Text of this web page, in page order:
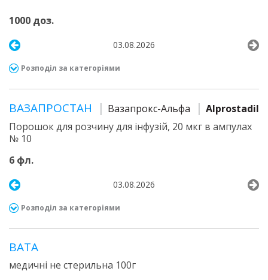
1000 доз.
03.08.2026
Розподіл за категоріями
ВАЗАПРОСТАН Вазапрокс-Альфа
Alprostadil
Порошок для розчину для інфузій, 20 мкг в ампулах
№ 10
6 фл.
03.08.2026
Розподіл за категоріями
ВАТА
медичні не стерильна 100г